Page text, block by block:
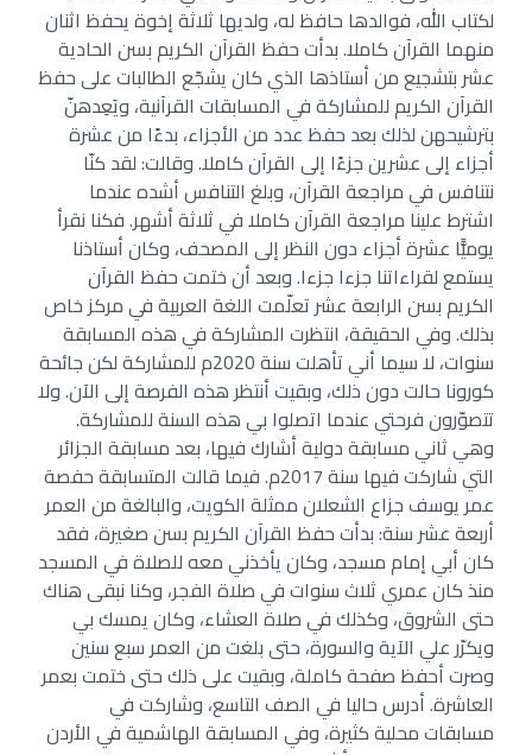
لكتاب الله، فوالدها حافظ له، ولديها ثلاثة إخوة يحفظ اثنان
منهما القرآن كاملا. بدأت حفظ القرآن الكريم بسن الحادية
عشر بتشجيع من أستاذها الذي كان يشجّع الطالبات على حفظ
القرآن الكريم للمشاركة في المسابقات القرآنية، ويَعِدهنّ
بترشيحهن لذلك بعد حفظ عدد من الأجزاء، بدءًا من عشرة
أجزاء إلى عشرين جزءًا إلى القرآن كاملا. وقالت: لقد كنّا
نتنافس في مراجعة القرآن، وبلغ التنافس أشده عندما
اشترط علينا مراجعة القرآن كاملا في ثلاثة أشهر. فكنا نقرأ
يوميًّا عشرة أجزاء دون النظر إلى المصحف، وكان أستاذنا
يستمع لقراءاتنا جزءا جزءا. وبعد أن ختمت حفظ القرآن
الكريم بسن الرابعة عشر تعلّمت اللغة العربية في مركز خاص
بذلك. وفي الحقيقة، انتظرت المشاركة في هذه المسابقة
سنوات، لا سيما أني تأهلت سنة 2020م للمشاركة لكن جائحة
كورونا حالت دون ذلك، وبقيت أنتظر هذه الفرصة إلى الآن. ولا
تتصوّرون فرحتي عندما اتصلوا بي هذه السنة للمشاركة.
وهي ثاني مسابقة دولية أشارك فيها، بعد مسابقة الجزائر
التي شاركت فيها سنة 2017م. فيما قالت المتسابقة حفصة
عمر يوسف جزاع الشعلان ممثلة الكويت، والبالغة من العمر
أربعة عشر سنة: بدأت حفظ القرآن الكريم بسن صغيرة، فقد
كان أبي إمام مسجد، وكان يأخذني معه للصلاة في المسجد
منذ كان عمري ثلاث سنوات في صلاة الفجر، وكنا نبقى هناك
حتى الشروق، وكذلك في صلاة العشاء، وكان يمسك بي
ويكرّر علي الآية والسورة، حتى بلغت من العمر سبع سنين
وصرت أحفظ صفحة كاملة، وبقيت على ذلك حتى ختمت بعمر
العاشرة. أدرس حاليا في الصف التاسع، وشاركت في
مسابقات محلية كثيرة، وفي المسابقة الهاشمية في الأردن